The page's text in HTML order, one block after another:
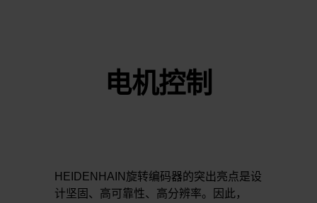
电机控制
HEIDENHAIN旋转编码器的突出亮点是设
计坚固、高可靠性、高分辨率。因此，